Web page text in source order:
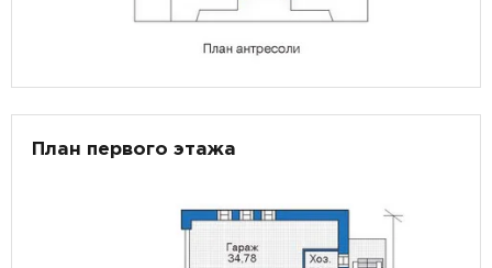
План первого этажа